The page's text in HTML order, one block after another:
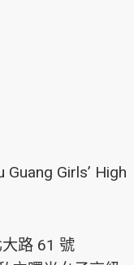
Guang Girls’ High
路 61 號